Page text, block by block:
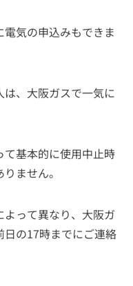
気の申込みもできま
、大阪ガスで一気に
て基本的に使用中止時
ません。
って異なり、大阪ガ
の17時までにご連絡